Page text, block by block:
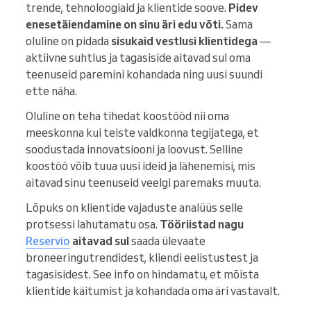
trende, tehnoloogiaid ja klientide soove. Pidev
enesetäiendamine on sinu äri edu võti.Sama
oluline on pidada sisukaid vestlusi klientidega—
aktiivne suhtlus ja tagasiside aitavad sul oma
teenuseid paremini kohandada ning uusi suundi
ette näha.
Oluline on teha tihedat koostööd nii oma
meeskonna kui teiste valdkonna tegijatega, et
soodustada innovatsiooni ja loovust. Selline
koostöö võib tuua uusi ideid ja lähenemisi, mis
aitavad sinu teenuseid veelgi paremaks muuta.
Lõpuks on klientide vajaduste analüüs selle
protsessi lahutamatu osa. Tööriistad nagu
Reservio aitavad sulsaada ülevaate
broneeringutrendidest, kliendi eelistustest ja
tagasisidest. See info on hindamatu, et mõista
klientide käitumist ja kohandada oma äri vastavalt.